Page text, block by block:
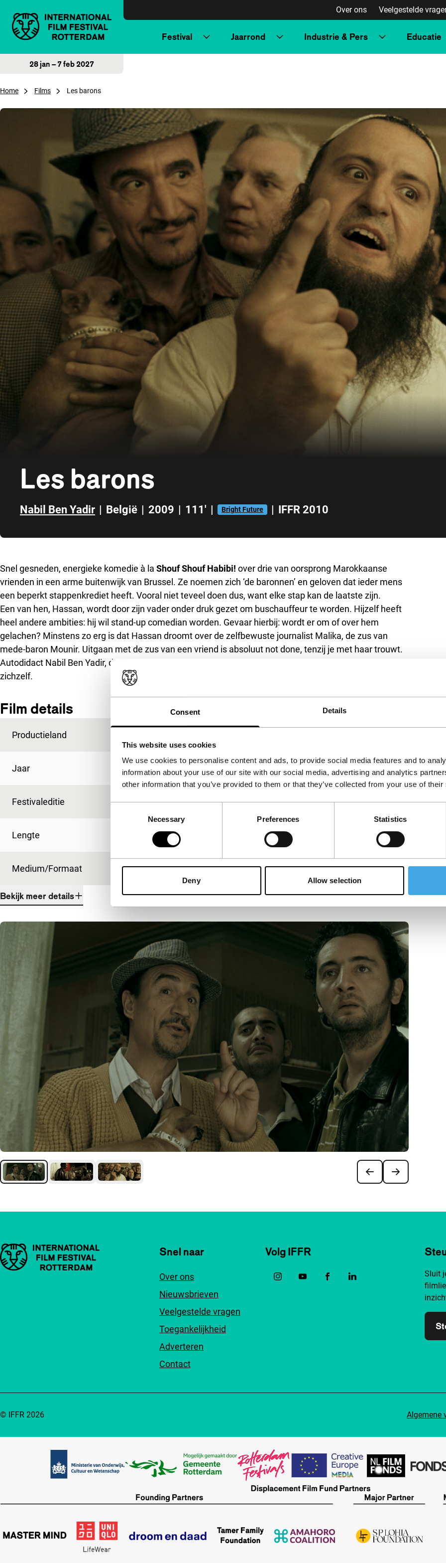
Consent Details
This website uses cookies
We use cookies to personalise content and ads, to provide social media features and to
information about your use of our site with our social media, advertising and analytics
other information that you’ve provided to them or that they’ve collected from your use of
Necessary Preferences Statistics
Deny Allow selection
Over ons Veelgestelde
Festival Jaarrond Industrie & Pers Educatie
28 jan – 7 feb 2027
Home Films Les barons
Les barons
Nabil Ben Yadir | België | 2009 | 111' | Bright Future | IFFR 2010
Snel gesneden, energieke komedie à la Shouf Shouf Habibi! over drie van oorsprong Marokkaanse
vrienden in een arme buitenwijk van Brussel. Ze noemen zich ‘de baronnen’ en geloven dat ieder mens
een beperkt stappenkrediet heeft. Vooral niet teveel doen dus, want elke stap kan de laatste zijn.
Een van hen, Hassan, wordt door zijn vader onder druk gezet om buschauffeur te worden. Hijzelf heeft
heel andere ambities: hij wil stand-up comedian worden. Gevaar hierbij: wordt er om of over hem
gelachen? Minstens zo erg is dat Hassan droomt over de zelfbewuste journalist Malika, de zus van
mede-baron Mounir. Uitgaan met de zus van een vriend is absoluut not done, tenzij je met haar trouwt.
Autodidact Nabil Ben Yadir, die ook het scenario schreef, baseerde Hassan in dit speelfilmdebuut op
zichzelf.
Film details
Productieland
Jaar 2009
Festivaleditie IFFR 2010
Lengte 111'
Medium/Formaat 35mm
Bekijk meer details
Belangrijke links Snel naar
Over ons
Nieuwsbrieven
Veelgestelde vragen
Toegankelijkheid
Adverteren
Contact
Volg IFFR
Sluit
Algemene
© IFFR 2026